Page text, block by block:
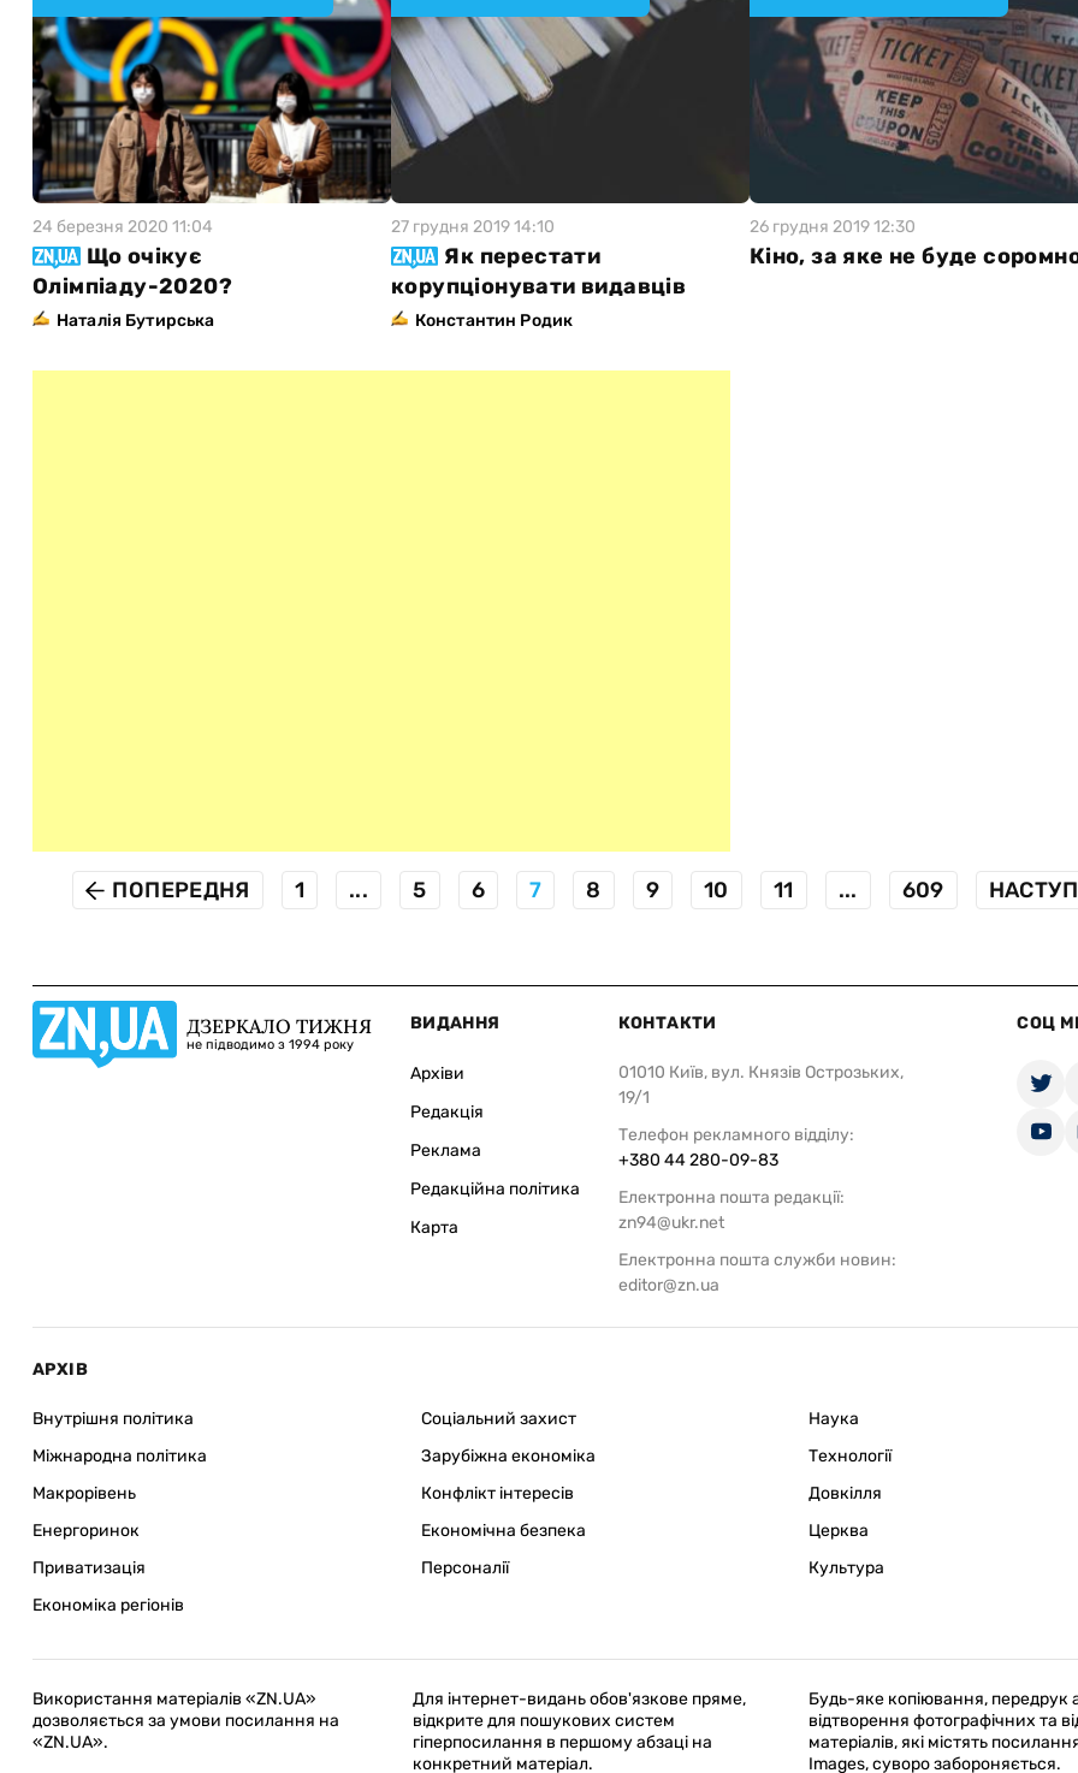
24 березня 2020 11:04
Що очікує
Олімпіаду-2020?
Наталія Бутирська
27 грудня 2019 14:10
Як перестати
корупціонувати видавців
Константин Родик
26 грудня 2019 12:30
Кіно, за яке не буде
ПОПЕРЕДНЯ 1 ... 5 6 7 8 9 10 11 ... 609
ДЗЕРКАЛО ТИЖНЯ
не підводимо з 1994 року
ВИДАННЯ
Архіви
Редакція
Реклама
Редакційна політика
Карта
КОНТАКТИ
01010 Київ, вул. Князів Острозьких,
19/1
Телефон рекламного відділу:
+380 44 280-09-83
Електронна пошта редакції:
zn94@ukr.net
Електронна пошта служби новин:
editor@zn.ua
СОЦ
АРХІВ
Внутрішня політика
Міжнародна політика
Макрорівень
Енергоринок
Приватизація
Економіка регіонів
Соціальний захист
Зарубіжна економіка
Конфлікт інтересів
Економічна безпека
Персоналії
Наука
Технології
Довкілля
Церква
Культура
Використання матеріалів «ZN.UA»
дозволяється за умови посилання на
«ZN.UA».
Для інтернет-видань обов'язкове пряме,
відкрите для пошукових систем
гіперпосилання в першому абзаці на
конкретний матеріал.
Будь-яке копіювання, передрук
відтворення фотографічних та
матеріалів, які містять
Images, суворо забороняється.